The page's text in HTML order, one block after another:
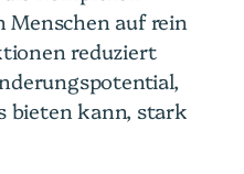
Menschen auf rein
reduziert
bieten kann, stark